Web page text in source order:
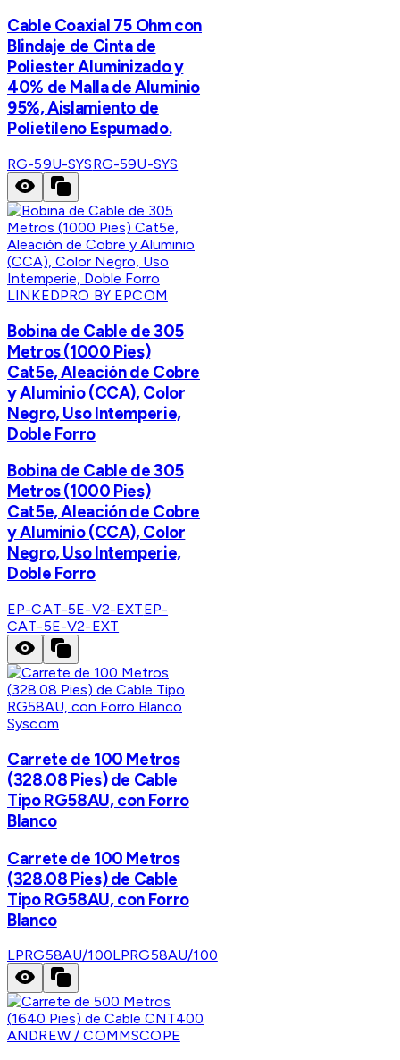
Cable Coaxial 75 Ohm con
Blindaje de Cinta de
Poliester Aluminizado y
40% de Malla de Aluminio
95%, Aislamiento de
Polietileno Espumado.
RG-59U-SYSRG-59U-SYS
LINKEDPRO BY EPCOM
Bobina de Cable de 305
Metros (1000 Pies)
Cat5e, Aleación de Cobre
y Aluminio (CCA), Color
Negro, Uso Intemperie,
Doble Forro
Bobina de Cable de 305
Metros (1000 Pies)
Cat5e, Aleación de Cobre
y Aluminio (CCA), Color
Negro, Uso Intemperie,
Doble Forro
EP-CAT-5E-V2-EXTEP-
CAT-5E-V2-EXT
Syscom
Carrete de 100 Metros
(328.08 Pies) de Cable
Tipo RG58AU, con Forro
Blanco
Carrete de 100 Metros
(328.08 Pies) de Cable
Tipo RG58AU, con Forro
Blanco
LPRG58AU/100LPRG58AU/100
ANDREW / COMMSCOPE